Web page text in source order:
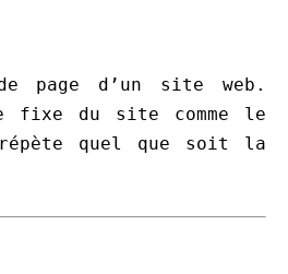
page d’un site web.
fixe du site comme le
quel que soit la